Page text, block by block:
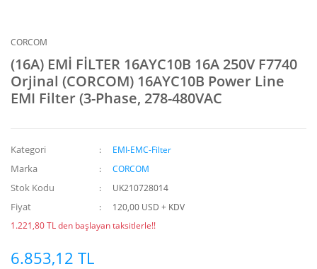
CORCOM
(16A) EMİ FİLTER 16AYC10B 16A 250V F7740
Orjinal (CORCOM) 16AYC10B Power Line
EMI Filter (3-Phase, 278-480VAC
Kategori EMI-EMC-Filter
Marka CORCOM
Stok Kodu UK210728014
Fiyat
120,00 USD + KDV
1.221,80 TL den başlayan taksitlerle!!
6.853,12 TL